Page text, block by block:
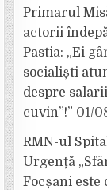
Primarul
actorii
Pastia: „Ei
socialiști
despre
cuvin”!” 01/
RMN-ul
Urgență
Focșani